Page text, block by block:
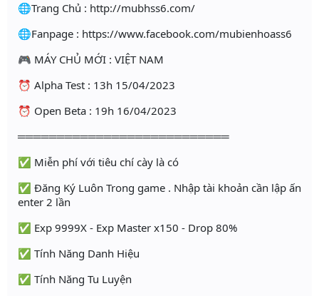
🌐Trang Chủ : http://mubhss6.com/
🌐Fanpage : https://www.facebook.com/mubienhoass6
🎮 MÁY CHỦ MỚI : VIỆT NAM
⏰ Alpha Test : 13h 15/04/2023
⏰ Open Beta : 19h 16/04/2023
═══════════════════════════
✅ Miễn phí với tiêu chí cày là có
✅ Đăng Ký Luôn Trong game . Nhập tài khoản cần lập ấn
enter 2 lần
✅ Exp 9999X - Exp Master x150 - Drop 80%
✅ Tính Năng Danh Hiệu
✅ Tính Năng Tu Luyện